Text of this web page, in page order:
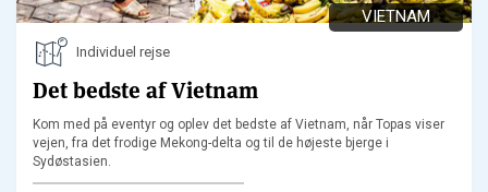
VIETNAM
Individuel rejse
Det bedste af Vietnam
Kom med på eventyr og oplev det bedste af Vietnam, når Topas viser
vejen, fra det frodige Mekong-delta og til de højeste bjerge i
Sydøstasien.